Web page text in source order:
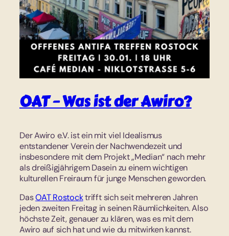
OAT – Was ist der Awiro?
Der Awiro e.V. ist ein mit viel Idealismus
entstandener Verein der Nachwendezeit und
insbesondere mit dem Projekt „Median“ nach mehr
als dreißigjährigem Dasein zu einem wichtigen
kulturellen Freiraum für junge Menschen geworden.
DasOAT Rostocktrifft sich seit mehreren Jahren
jeden zweiten Freitag in seinen Räumlichkeiten. Also
höchste Zeit, genauer zu klären, was es mit dem
Awiro auf sich hat und wie du mitwirken kannst.